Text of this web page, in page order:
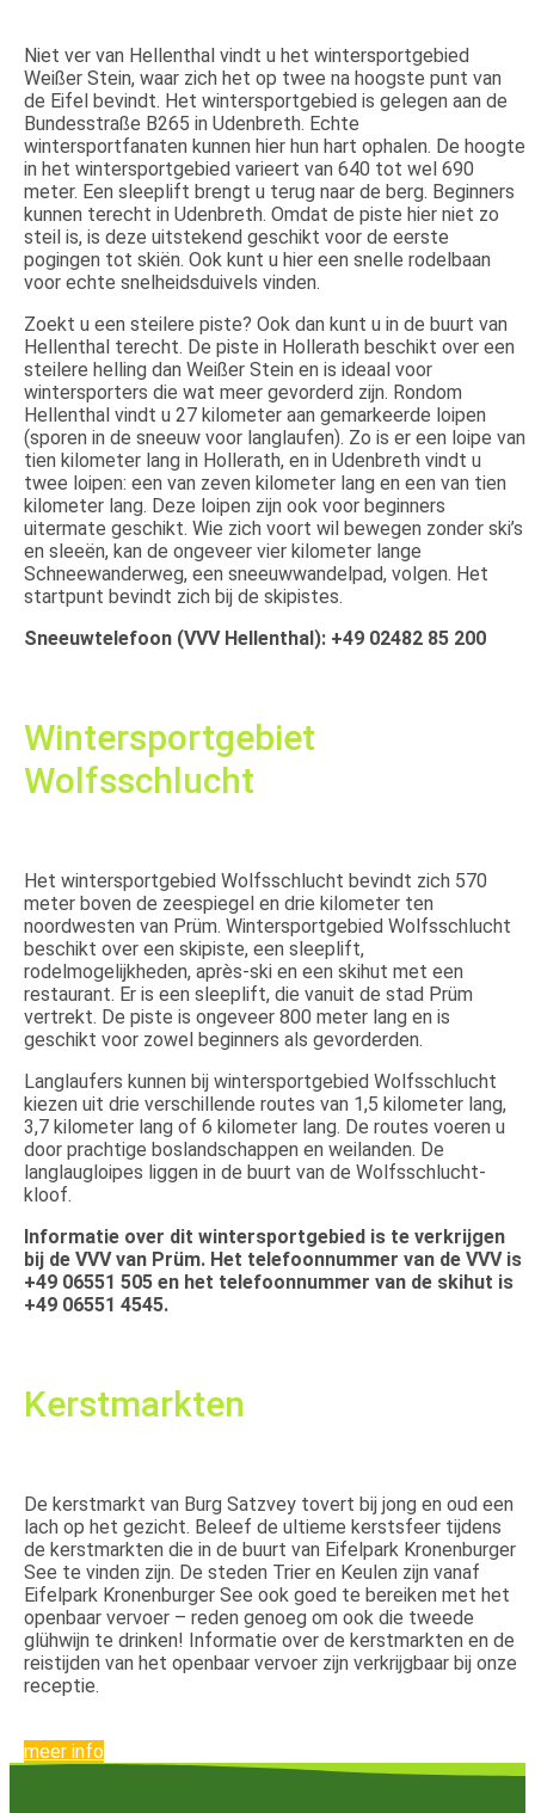
Niet ver van Hellenthal vindt u het wintersportgebied
Weißer Stein, waar zich het op twee na hoogste punt van
de Eifel bevindt. Het wintersportgebied is gelegen aan de
Bundesstraße B265 in Udenbreth. Echte
wintersportfanaten kunnen hier hun hart ophalen. De hoogte
in het wintersportgebied varieert van 640 tot wel 690
meter. Een sleeplift brengt u terug naar de berg. Beginners
kunnen terecht in Udenbreth. Omdat de piste hier niet zo
steil is, is deze uitstekend geschikt voor de eerste
pogingen tot skiën. Ook kunt u hier een snelle rodelbaan
voor echte snelheidsduivels vinden.
Zoekt u een steilere piste? Ook dan kunt u in de buurt van
Hellenthal terecht. De piste in Hollerath beschikt over een
steilere helling dan Weißer Stein en is ideaal voor
wintersporters die wat meer gevorderd zijn. Rondom
Hellenthal vindt u 27 kilometer aan gemarkeerde loipen
(sporen in de sneeuw voor langlaufen). Zo is er een loipe van
tien kilometer lang in Hollerath, en in Udenbreth vindt u
twee loipen: een van zeven kilometer lang en een van tien
kilometer lang. Deze loipen zijn ook voor beginners
uitermate geschikt. Wie zich voort wil bewegen zonder ski’s
en sleeën, kan de ongeveer vier kilometer lange
Schneewanderweg, een sneeuwwandelpad, volgen. Het
startpunt bevindt zich bij de skipistes.
Sneeuwtelefoon (VVV Hellenthal): +49 02482 85 200
Wintersportgebiet
Wolfsschlucht
Het wintersportgebied Wolfsschlucht bevindt zich 570
meter boven de zeespiegel en drie kilometer ten
noordwesten van Prüm. Wintersportgebied Wolfsschlucht
beschikt over een skipiste, een sleeplift,
rodelmogelijkheden, après-ski en een skihut met een
restaurant. Er is een sleeplift, die vanuit de stad Prüm
vertrekt. De piste is ongeveer 800 meter lang en is
geschikt voor zowel beginners als gevorderden.
Langlaufers kunnen bij wintersportgebied Wolfsschlucht
kiezen uit drie verschillende routes van 1,5 kilometer lang,
3,7 kilometer lang of 6 kilometer lang. De routes voeren u
door prachtige boslandschappen en weilanden. De
langlaugloipes liggen in de buurt van de Wolfsschlucht-
kloof.
Informatie over dit wintersportgebied is te verkrijgen
bij de VVV van Prüm. Het telefoonnummer van de VVV is
+49 06551 505 en het telefoonnummer van de skihut is
+49 06551 4545.
Kerstmarkten
De kerstmarkt van Burg Satzvey tovert bij jong en oud een
lach op het gezicht. Beleef de ultieme kerstsfeer tijdens
de kerstmarkten die in de buurt van Eifelpark Kronenburger
See te vinden zijn. De steden Trier en Keulen zijn vanaf
Eifelpark Kronenburger See ook goed te bereiken met het
openbaar vervoer – reden genoeg om ook die tweede
glühwijn te drinken! Informatie over de kerstmarkten en de
reistijden van het openbaar vervoer zijn verkrijgbaar bij onze
receptie.
meer info